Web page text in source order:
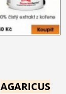
AGARICUS